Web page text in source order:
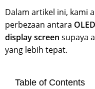
Dalam artikel ini, kami
perbezaan antara
display screen supaya
yang lebih tepat.
Table of Contents